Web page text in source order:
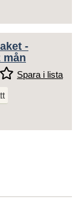
-
mån
Spara i lista